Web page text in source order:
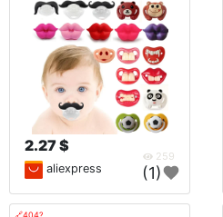
2.27 $
259
aliexpress (1)
🔗404?